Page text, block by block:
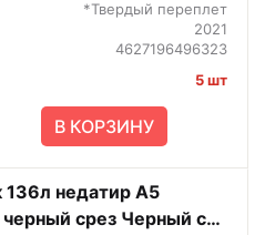
*Твердый переплет
2021
4627196496323
5 шт
В КОРЗИНУ
недатир A5
срез Черный с